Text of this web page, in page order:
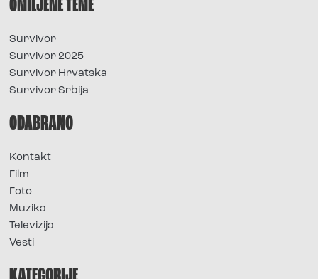
OMILJENE TEME
Survivor
Survivor 2025
Survivor Hrvatska
Survivor Srbija
ODABRANO
Kontakt
Film
Foto
Muzika
Televizija
Vesti